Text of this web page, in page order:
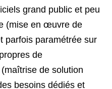
grand public et peu
(mise en œuvre de
parfois paramétrée sur
de
de solution
besoins dédiés et